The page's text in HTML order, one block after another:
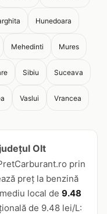
Hunedoara
Mehedinti Mures
Sibiu Suceava
Vaslui Vrancea
Olt
prin
preț la benzină
local de 9.48
de 9.48 lei/L: